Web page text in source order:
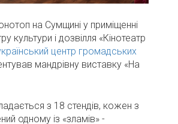
на Сумщині у приміщенні
культури і дозвілля «Кінотеатр
центр громадських
мандрівну виставку «На
з 18 стендів, кожен з
одному із «зламів» -